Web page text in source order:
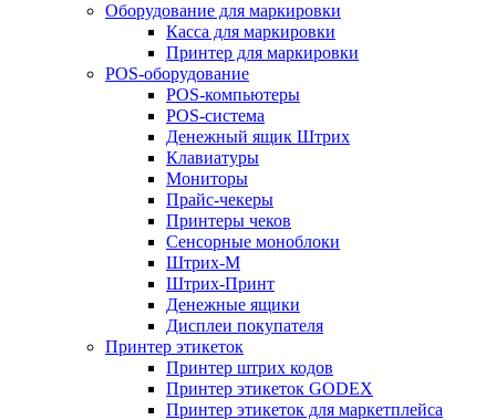
Оборудование для маркировки
Касса для маркировки
Принтер для маркировки
POS-оборудование
POS-компьютеры
POS-система
Денежный ящик Штрих
Клавиатуры
Мониторы
Прайс-чекеры
Принтеры чеков
Сенсорные моноблоки
Штрих-М
Штрих-Принт
Денежные ящики
Дисплеи покупателя
Принтер этикеток
Принтер штрих кодов
Принтер этикеток GODEX
Принтер этикеток для маркетплейса